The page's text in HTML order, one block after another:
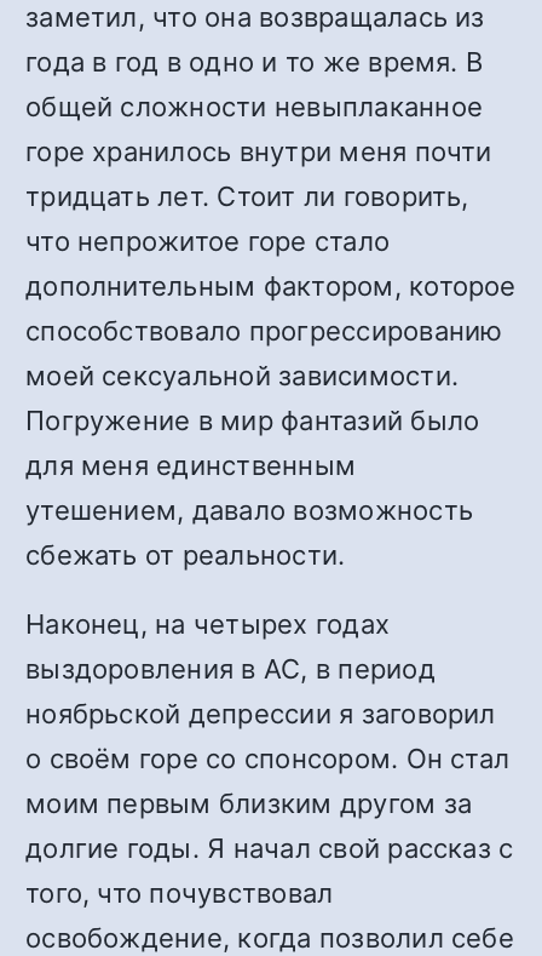
заметил, что она возвращалась из
года в год в одно и то же время. В
общей сложности невыплаканное
горе хранилось внутри меня почти
тридцать лет. Стоит ли говорить,
что непрожитое горе стало
дополнительным фактором, которое
способствовало прогрессированию
моей сексуальной зависимости.
Погружение в мир фантазий было
для меня единственным
утешением, давало возможность
сбежать от реальности.
Наконец, на четырех годах
выздоровления в АС, в период
ноябрьской депрессии я заговорил
о своём горе со спонсором. Он стал
моим первым близким другом за
долгие годы. Я начал свой рассказ с
того, что почувствовал
освобождение, когда позволил себе